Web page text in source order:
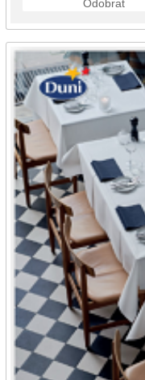
Odobrať